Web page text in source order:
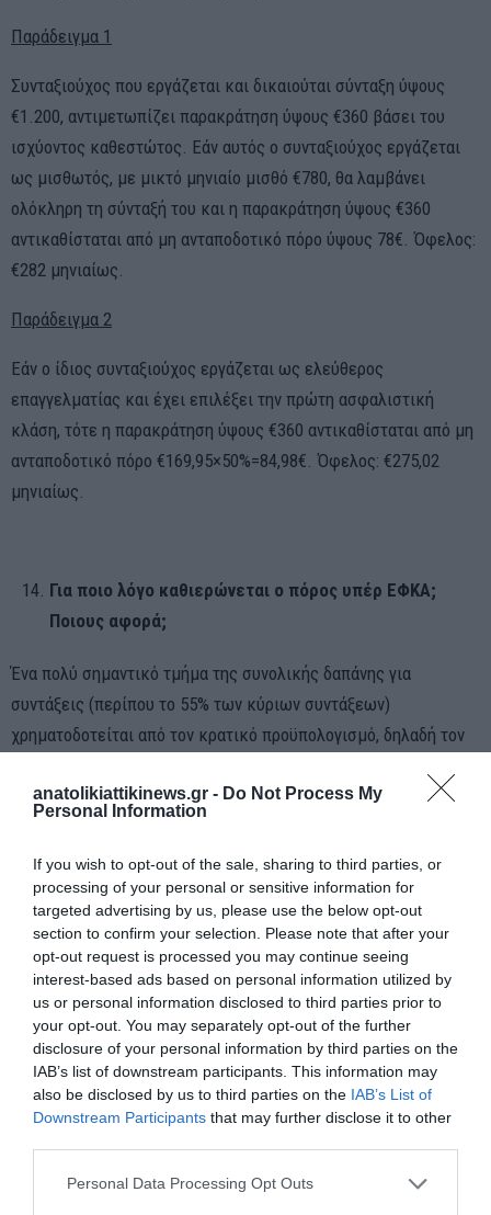
anatolikiattikinews.gr - Do Not Process My
Personal Information
If you wish to opt-out of the sale, sharing to third parties, or
processing of your personal or sensitive information for
targeted advertising by us, please use the below opt-out
section to confirm your selection. Please note that after your
opt-out request is processed you may continue seeing
interest-based ads based on personal information utilized by
us or personal information disclosed to third parties prior to
your opt-out. You may separately opt-out of the further
disclosure of your personal information by third parties on the
IAB’s list of downstream participants. This information may
also be disclosed by us to third parties on the IAB’s List of
Downstream Participants that may further disclose it to other
Personal Data Processing Opt Outs
Παράδειγμα 1
Συνταξιούχος που εργάζεται και δικαιούται σύνταξη ύψους
€1.200, αντιμετωπίζει παρακράτηση ύψους €360 βάσει του
ισχύοντος καθεστώτος. Εάν αυτός ο συνταξιούχος εργάζεται
ως μισθωτός, με μικτό μηνιαίο μισθό €780, θα λαμβάνει
ολόκληρη τη σύνταξή του και η παρακράτηση ύψους €360
αντικαθίσταται από μη ανταποδοτικό πόρο ύψους 78€. Όφελος:
€282 μηνιαίως.
Παράδειγμα 2
Εάν ο ίδιος συνταξιούχος εργάζεται ως ελεύθερος
επαγγελματίας και έχει επιλέξει την πρώτη ασφαλιστική
κλάση, τότε η παρακράτηση ύψους €360 αντικαθίσταται από μη
ανταποδοτικό πόρο €169,95×50%=84,98€. Όφελος: €275,02
μηνιαίως.
Για ποιο λόγο καθιερώνεται ο πόρος υπέρ ΕΦΚΑ;
Ποιους αφορά;
Ένα πολύ σημαντικό τμήμα της συνολικής δαπάνης για
συντάξεις (περίπου το 55% των κύριων συντάξεων)
χρηματοδοτείται από τον κρατικό προϋπολογισμό, δηλαδή τον
την αιτιολογία ότι οι συντάξεις είναι ανεπαρκείς και οι
εισόδημά τους. Οι εργαζόμενοι συνταξιούχοι προφανώς δεν
εμπίπτουν σε αυτή την κατηγορία.
Πόσο αυξάνεται το όριο οφειλών για συνταξιοδότηση;
Ποιες είναι οι προϋποθέσεις για να μπει κάποιος στην
ρύθμιση;
Η ρύθμιση αυτή αφορά αυτοαπασχολούμενους, ελεύθερους
επαγγελματίες και αγρότες -για τους μισθωτούς δεν υπάρχει
τους δικαιώματος λόγω χρεών στον e-ΕΦΚΑ που υπερβαίνουν